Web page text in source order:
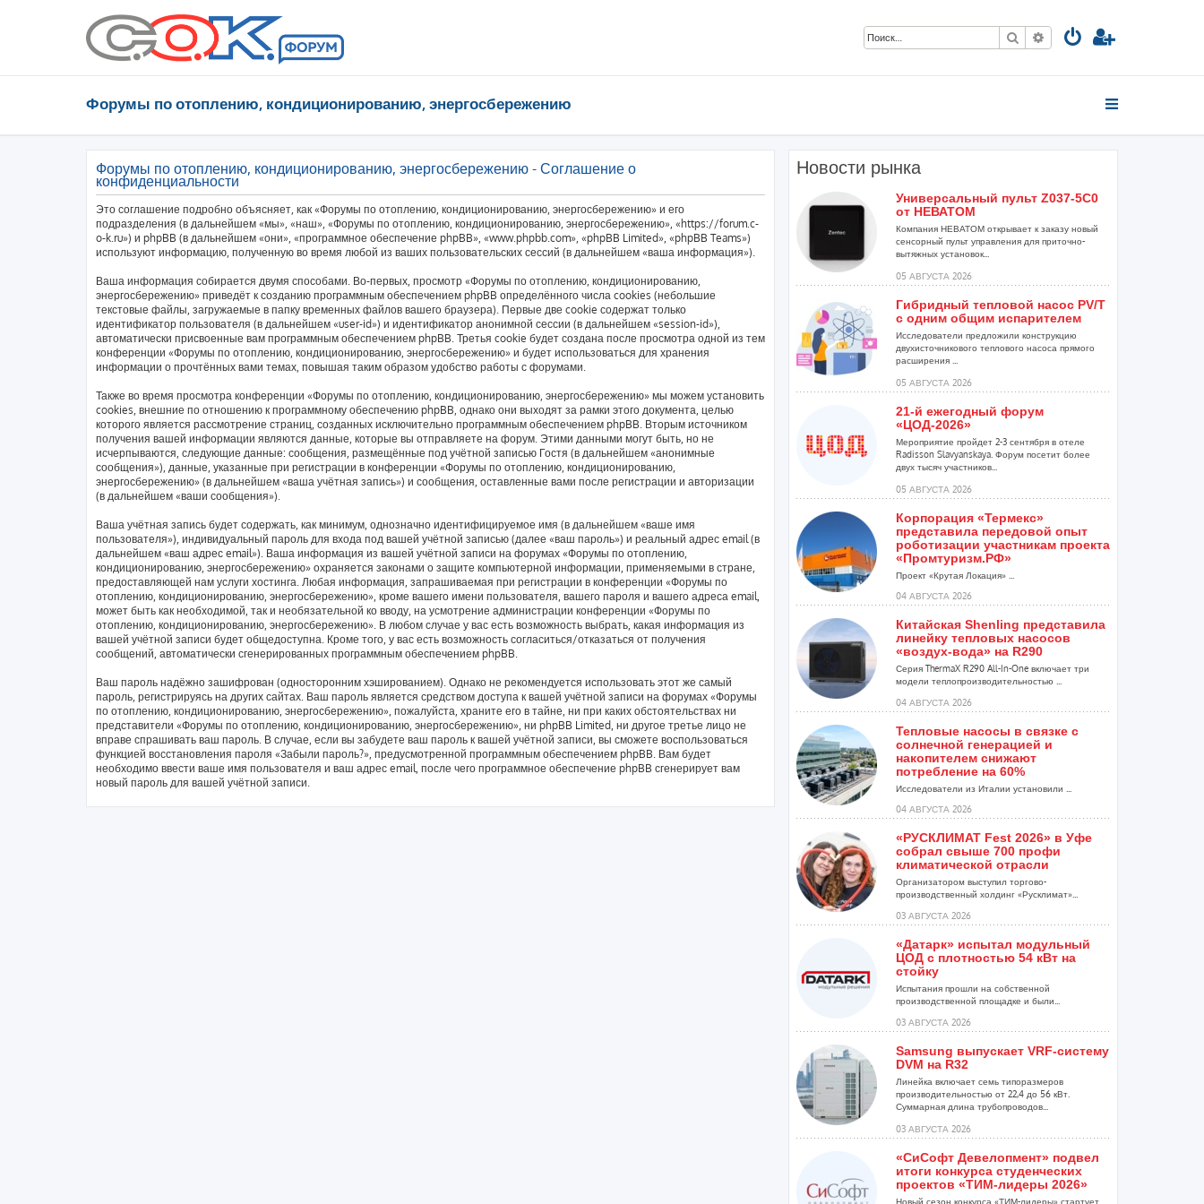
Поиск Расширенный поиск
Форумы по отоплению, кондиционированию, энергосбережению
Форумы по отоплению, кондиционированию, энергосбережению - Соглашение о
конфиденциальности
Это соглашение подробно объясняет, как «Форумы по отоплению, кондиционированию, энергосбережению» и его
подразделения (в дальнейшем «мы», «наш», «Форумы по отоплению, кондиционированию, энергосбережению», «https://forum.c-
o-k.ru») и phpBB (в дальнейшем «они», «программное обеспечение phpBB», «www.phpbb.com», «phpBB Limited», «phpBB Teams»)
используют информацию, полученную во время любой из ваших пользовательских сессий (в дальнейшем «ваша информация»).
Ваша информация собирается двумя способами. Во-первых, просмотр «Форумы по отоплению, кондиционированию,
энергосбережению» приведёт к созданию программным обеспечением phpBB определённого числа cookies (небольшие
текстовые файлы, загружаемые в папку временных файлов вашего браузера). Первые две cookie содержат только
идентификатор пользователя (в дальнейшем «user-id») и идентификатор анонимной сессии (в дальнейшем «session-id»),
автоматически присвоенные вам программным обеспечением phpBB. Третья cookie будет создана после просмотра одной из тем
конференции «Форумы по отоплению, кондиционированию, энергосбережению» и будет использоваться для хранения
информации о прочтённых вами темах, повышая таким образом удобство работы с форумами.
Также во время просмотра конференции «Форумы по отоплению, кондиционированию, энергосбережению» мы можем установить
cookies, внешние по отношению к программному обеспечению phpBB, однако они выходят за рамки этого документа, целью
которого является рассмотрение страниц, созданных исключительно программным обеспечением phpBB. Вторым источником
получения вашей информации являются данные, которые вы отправляете на форум. Этими данными могут быть, но не
исчерпываются, следующие данные: сообщения, размещённые под учётной записью Гостя (в дальнейшем «анонимные
сообщения»), данные, указанные при регистрации в конференции «Форумы по отоплению, кондиционированию,
энергосбережению» (в дальнейшем «ваша учётная запись») и сообщения, оставленные вами после регистрации и авторизации
(в дальнейшем «ваши сообщения»).
Ваша учётная запись будет содержать, как минимум, однозначно идентифицируемое имя (в дальнейшем «ваше имя
пользователя»), индивидуальный пароль для входа под вашей учётной записью (далее «ваш пароль») и реальный адрес email (в
дальнейшем «ваш адрес email»). Ваша информация из вашей учётной записи на форумах «Форумы по отоплению,
кондиционированию, энергосбережению» охраняется законами о защите компьютерной информации, применяемыми в стране,
предоставляющей нам услуги хостинга. Любая информация, запрашиваемая при регистрации в конференции «Форумы по
отоплению, кондиционированию, энергосбережению», кроме вашего имени пользователя, вашего пароля и вашего адреса email,
может быть как необходимой, так и необязательной ко вводу, на усмотрение администрации конференции «Форумы по
отоплению, кондиционированию, энергосбережению». В любом случае у вас есть возможность выбрать, какая информация из
вашей учётной записи будет общедоступна. Кроме того, у вас есть возможность согласиться/отказаться от получения
сообщений, автоматически сгенерированных программным обеспечением phpBB.
Ваш пароль надёжно зашифрован (односторонним хэшированием). Однако не рекомендуется использовать этот же самый
пароль, регистрируясь на других сайтах. Ваш пароль является средством доступа к вашей учётной записи на форумах «Форумы
по отоплению, кондиционированию, энергосбережению», пожалуйста, храните его в тайне, ни при каких обстоятельствах ни
представители «Форумы по отоплению, кондиционированию, энергосбережению», ни phpBB Limited, ни другое третье лицо не
вправе спрашивать ваш пароль. В случае, если вы забудете ваш пароль к вашей учётной записи, вы сможете воспользоваться
функцией восстановления пароля «Забыли пароль?», предусмотренной программным обеспечением phpBB. Вам будет
необходимо ввести ваше имя пользователя и ваш адрес email, после чего программное обеспечение phpBB сгенерирует вам
новый пароль для вашей учётной записи.
Новости рынка
Универсальный пульт Z037-5C0
от НЕВАТОМ
Компания НЕВАТОМ открывает к заказу новый
сенсорный пульт управления для приточно-
вытяжных установок...
05 АВГУСТА 2026
Гибридный тепловой насос PV/T
с одним общим испарителем
Исследователи предложили конструкцию
двухисточникового теплового насоса прямого
расширения ...
05 АВГУСТА 2026
21-й ежегодный форум
«ЦОД-2026»
Мероприятие пройдет 2-3 сентября в отеле
Radisson Slavyanskaya. Форум посетит более
двух тысяч участников...
05 АВГУСТА 2026
Корпорация «Термекс»
представила передовой опыт
роботизации участникам проекта
«Промтуризм.РФ»
Проект «Крутая Локация» ...
04 АВГУСТА 2026
Китайская Shenling представила
линейку тепловых насосов
«воздух-вода» на R290
Серия ThermaX R290 All-In-One включает три
модели теплопроизводительностью ...
04 АВГУСТА 2026
Тепловые насосы в связке с
солнечной генерацией и
накопителем снижают
потребление на 60%
Исследователи из Италии установили ...
04 АВГУСТА 2026
«РУСКЛИМАТ Fest 2026» в Уфе
собрал свыше 700 профи
климатической отрасли
Организатором выступил торгово-
производственный холдинг «Русклимат»...
03 АВГУСТА 2026
«Датарк» испытал модульный
ЦОД с плотностью 54 кВт на
стойку
Испытания прошли на собственной
производственной площадке и были...
03 АВГУСТА 2026
Samsung выпускает VRF-систему
DVM на R32
Линейка включает семь типоразмеров
производительностью от 22,4 до 56 кВт.
Суммарная длина трубопроводов...
03 АВГУСТА 2026
«СиСофт Девелопмент» подвел
итоги конкурса студенческих
проектов «ТИМ-лидеры 2026»
Новый сезон конкурса «ТИМ-лидеры» стартует